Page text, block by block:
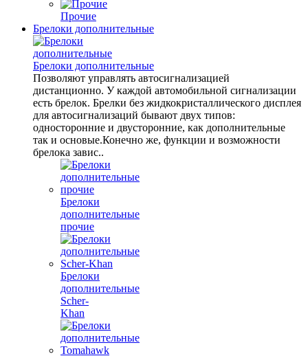
Прочие
Брелоки дополнительные
Брелоки дополнительные
Позволяют управлять автосигнализацией
дистанционно. У каждой автомобильной сигнализации
есть брелок. Брелки без жидкокристаллического дисплея
для автосигнализаций бывают двух типов:
односторонние и двусторонние, как дополнительные
так и основые.Конечно же, функции и возможности
брелока завис..
Брелоки
дополнительные
прочие
Брелоки
дополнительные
Scher-
Khan